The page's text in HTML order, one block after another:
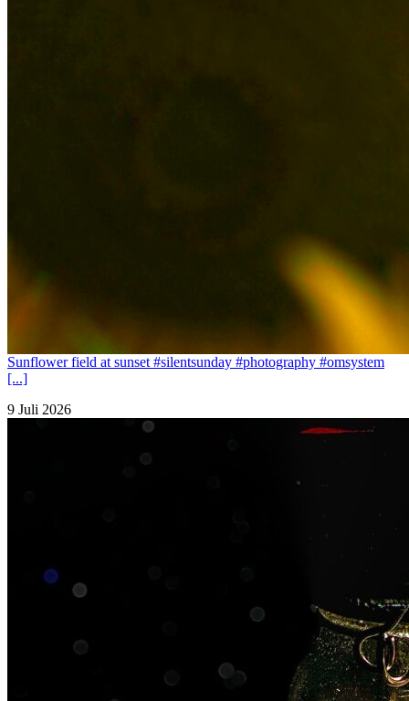
Sunflower field at sunset #silentsunday #photography #omsystem
[...]
9 Juli 2026